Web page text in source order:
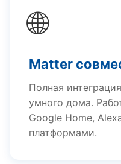
🌐
Matter
Полная
умного дома.
Google Home,
платформами.